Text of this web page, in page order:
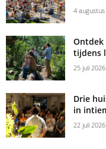
4
Ontdek
tijdens
25 juli 2026
Drie
in
22 juli 2026